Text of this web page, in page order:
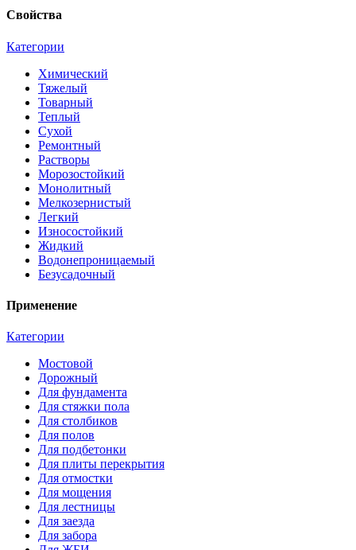
Свойства
Категории
Химический
Тяжелый
Товарный
Теплый
Сухой
Ремонтный
Растворы
Морозостойкий
Монолитный
Мелкозернистый
Легкий
Износостойкий
Жидкий
Водонепроницаемый
Безусадочный
Применение
Категории
Мостовой
Дорожный
Для фундамента
Для стяжки пола
Для столбиков
Для полов
Для подбетонки
Для плиты перекрытия
Для отмостки
Для мощения
Для лестницы
Для заезда
Для забора